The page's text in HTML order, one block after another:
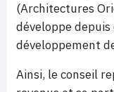
(Architectures
développe
développement
Ainsi, le conseil